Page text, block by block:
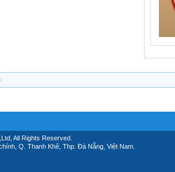
All Rights Reserved.
Q. Thanh Khê, Thp. Đà Nẵng, Việt Nam.